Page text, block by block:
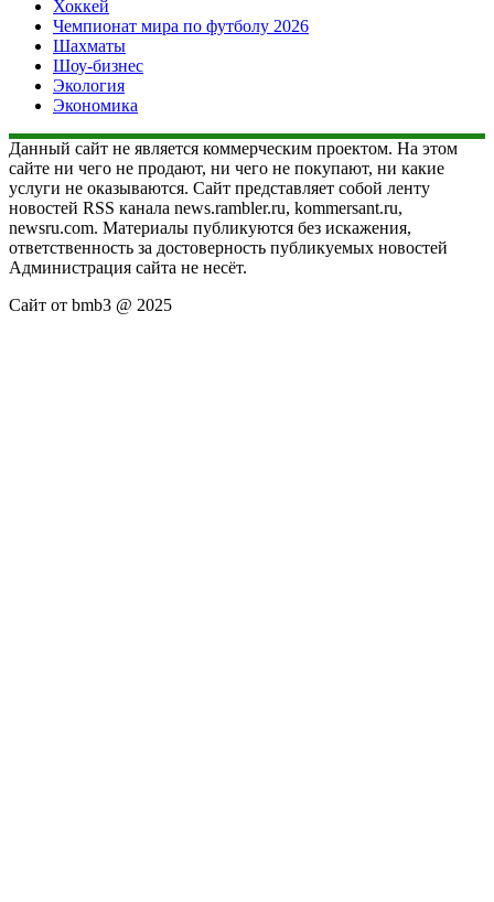
Хоккей
Чемпионат мира по футболу 2026
Шахматы
Шоу-бизнес
Экология
Экономика
Данный сайт не является коммерческим проектом. На этом
сайте ни чего не продают, ни чего не покупают, ни какие
услуги не оказываются. Сайт представляет собой ленту
новостей RSS канала news.rambler.ru, kommersant.ru,
newsru.com. Материалы публикуются без искажения,
ответственность за достоверность публикуемых новостей
Администрация сайта не несёт.
Сайт от bmb3 @ 2025